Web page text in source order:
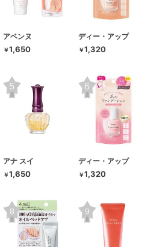
アベンヌ
￥1,650
ディー・アップ
￥1,320
アナ スイ
￥1,650
ディー・アップ
￥1,320